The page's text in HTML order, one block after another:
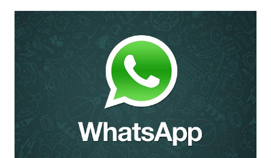
ईन्टरनेटमा सुरक्षित रहौँ भन्ने सन्देश सहित, गुगल ले आफ्ना
प्रयोगकर्ताहरुलाई आफ्नो गुगल एकाउन्टको सेक्युरिटि चेकअप गर्न
सुझाएको छ । सेक्युरिटी चेकअपमा, तपाईले आफ्नो फोन नम्बर,
रिकभरी ईमेल ठिक छ कि छैन, कनेक्ट भएका एप्स र डिभाइस ठिक
छन् कि छैनन्, साइन ईन देखाएका लोकेशन ठिक छन् कि छैनन्, आदि
चेक गर्नसक्नुहुन्छ। साथै, सेक्युरिटि चेकअप गरेको खण्डमा, गुगल'ले
निशुल्क २ जिबी स्पेश गुगल ड्राइभमा उपलब्ध पनि गराउनेछ । गत वर्ष
पनि गुगल'ले यस्तै किसिमको बोनसको व्यवस्था गरेको थियो । पोहोर,